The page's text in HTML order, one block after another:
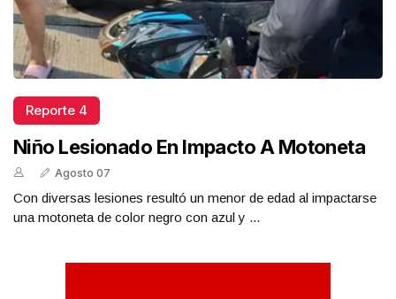
Reporte 4
Niño Lesionado En Impacto A Motoneta
Agosto 07
Con diversas lesiones resultó un menor de edad al impactarse
una motoneta de color negro con azul y ...